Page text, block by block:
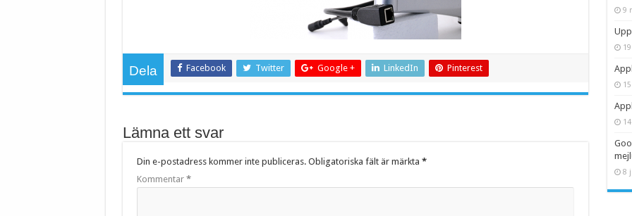
Dela Facebook Twitter Google + LinkedIn Pinterest
Lämna ett svar
Din e-postadress kommer inte publiceras. Obligatoriska fält är märkta *
Kommentar *
9
8